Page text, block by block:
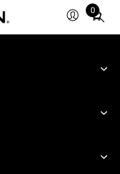
0
Total
items
cart: